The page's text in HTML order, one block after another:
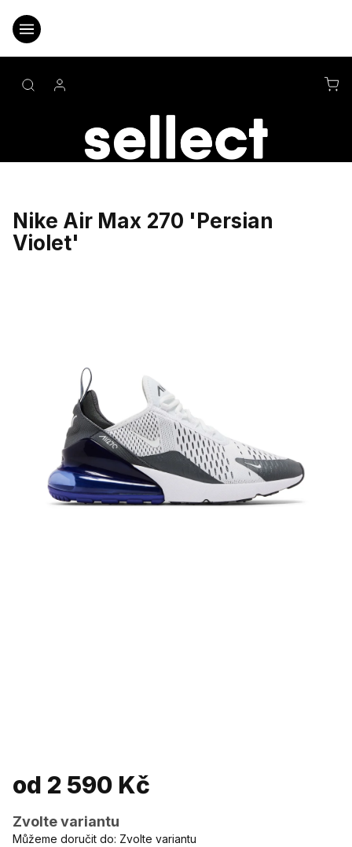
obsah
Nike Air Max 270 'Persian
Violet'
od 2 590 Kč
Zvolte variantu
Můžeme doručit do: Zvolte variantu